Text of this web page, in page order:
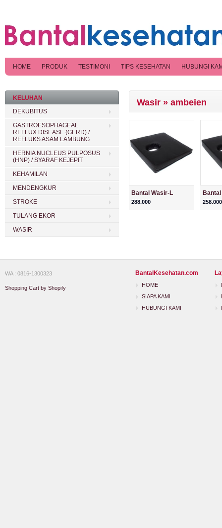
HOME PRODUK TESTIMONI TIPS KESEHATAN HUBUNGI
Wasir » ambeien
Bantal Wasir-L
288.000 258.000
KELUHAN
DEKUBITUS
GASTROESOPHAGEAL
REFLUX DISEASE (GERD) /
REFLUKS ASAM LAMBUNG
HERNIA NUCLEUS PULPOSUS
(HNP) / SYARAF KEJEPIT
KEHAMILAN
MENDENGKUR
STROKE
TULANG EKOR
WASIR
BantalKesehatan.com
HOME
SIAPA KAMI
HUBUNGI KAMI
WA : 0816-1300323
Shopping Cart by Shopify